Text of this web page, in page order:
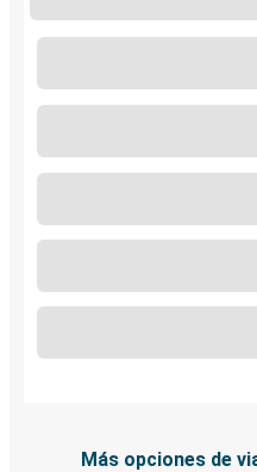
Más opciones de